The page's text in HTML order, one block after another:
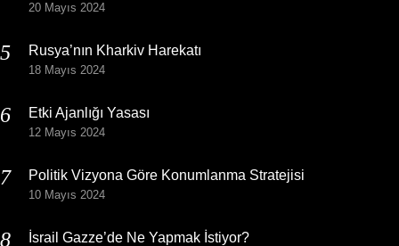
20 Mayıs 2024
Rusya’nın Kharkiv Harekatı
18 Mayıs 2024
Etki Ajanlığı Yasası
12 Mayıs 2024
Politik Vizyona Göre Konumlanma Stratejisi
10 Mayıs 2024
İsrail Gazze’de Ne Yapmak İstiyor?